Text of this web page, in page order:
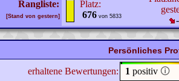
Rangliste:
[Stand von gestern]
Platz:
676 von 5833
Persönliches
erhaltene Bewertungen: 1 positiv 🛈